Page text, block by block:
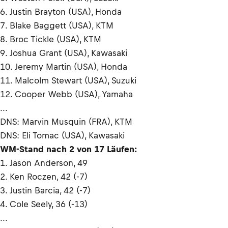
6. Justin Brayton (USA), Honda
7. Blake Baggett (USA), KTM
8. Broc Tickle (USA), KTM
9. Joshua Grant (USA), Kawasaki
10. Jeremy Martin (USA), Honda
11. Malcolm Stewart (USA), Suzuki
12. Cooper Webb (USA), Yamaha
...
DNS: Marvin Musquin (FRA), KTM
DNS: Eli Tomac (USA), Kawasaki
WM-Stand nach 2 von 17 Läufen:
1. Jason Anderson, 49
2. Ken Roczen, 42 (-7)
3. Justin Barcia, 42 (-7)
4. Cole Seely, 36 (-13)
...